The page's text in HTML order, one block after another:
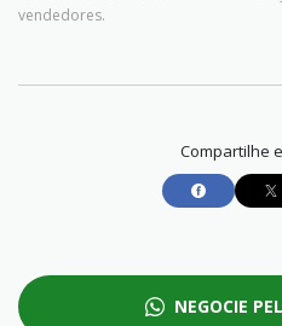
vendedores.
Compartilhe
NEGOCIE